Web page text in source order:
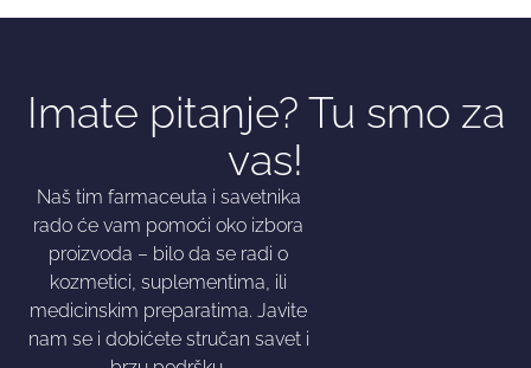
Imate pitanje? Tu smo za
vas!
Naš tim farmaceuta i savetnika
rado će vam pomoći oko izbora
proizvoda – bilo da se radi o
kozmetici, suplementima, ili
medicinskim preparatima. Javite
nam se i dobićete stručan savet i